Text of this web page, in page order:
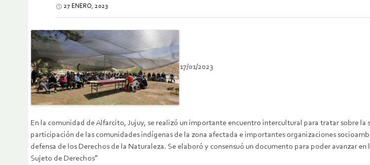
27 ENERO, 2023
17/01/2023
En la comunidad de Alfarcito, Jujuy, se realizó un importante encuentro intercultural para tratar sobre
participación de las comunidades indígenas de la zona afectada e importantes organizaciones
defensa de los Derechos de la Naturaleza. Se elaboró y consensuó un documento para poder avanzar
Sujeto de Derechos”